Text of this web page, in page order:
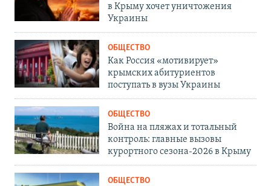
в Крыму хочет уничтожения
Украины
ОБЩЕСТВО
Как Россия «мотивирует»
крымских абитуриентов
поступать в вузы Украины
ОБЩЕСТВО
Война на пляжах и тотальный
контроль: главные вызовы
курортного сезона-2026 в Крыму
ОБЩЕСТВО